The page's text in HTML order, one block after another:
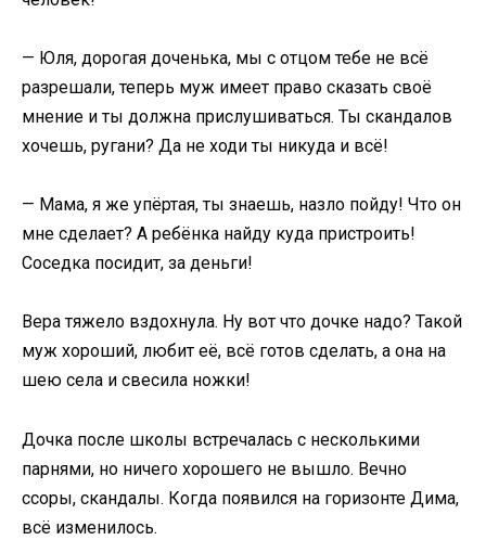
— Юля, дорогая доченька, мы с отцом тебе не всё
разрешали, теперь муж имеет право сказать своё
мнение и ты должна прислушиваться. Ты скандалов
хочешь, ругани? Да не ходи ты никуда и всё!
— Мама, я же упёртая, ты знаешь, назло пойду! Что он
мне сделает? А ребёнка найду куда пристроить!
Соседка посидит, за деньги!
Вера тяжело вздохнула. Ну вот что дочке надо? Такой
муж хороший, любит её, всё готов сделать, а она на
шею села и свесила ножки!
Дочка после школы встречалась с несколькими
парнями, но ничего хорошего не вышло. Вечно
ссоры, скандалы. Когда появился на горизонте Дима,
всё изменилось.